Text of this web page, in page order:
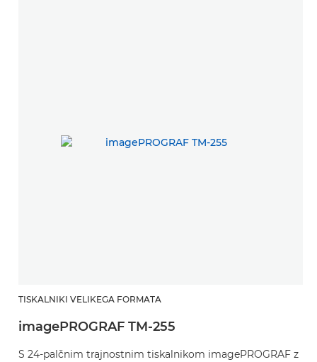
TISKALNIKI VELIKEGA FORMATA
imagePROGRAF TM-255
S 24-palčnim trajnostnim tiskalnikom imagePROGRAF z